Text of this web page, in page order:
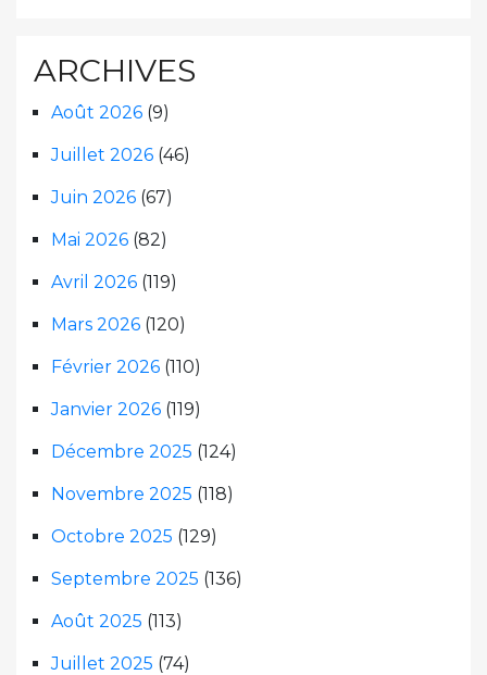
ARCHIVES
Août 2026 (9)
Juillet 2026 (46)
Juin 2026 (67)
Mai 2026 (82)
Avril 2026 (119)
Mars 2026 (120)
Février 2026 (110)
Janvier 2026 (119)
Décembre 2025 (124)
Novembre 2025 (118)
Octobre 2025 (129)
Septembre 2025 (136)
Août 2025 (113)
Juillet 2025 (74)